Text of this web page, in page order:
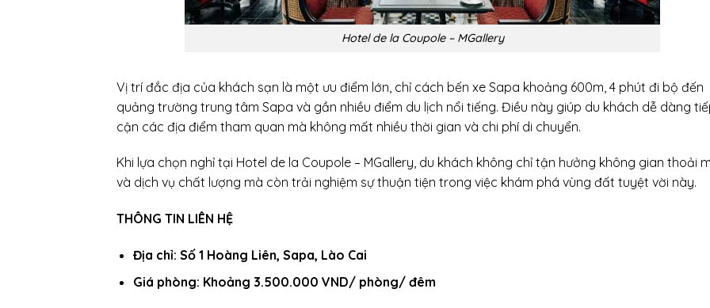
Hotel de la Coupole – MGallery
Vị trí đắc địa của khách sạn là một ưu điểm lớn, chỉ cách bến xe Sapa khoảng 600m, 4 phút đi bộ đến
quảng trường trung tâm Sapa và gần nhiều điểm du lịch nổi tiếng. Điều này giúp du khách dễ dàng
cận các địa điểm tham quan mà không mất nhiều thời gian và chi phí di chuyển.
Khi lựa chọn nghỉ tại Hotel de la Coupole – MGallery, du khách không chỉ tận hưởng không gian thoải
và dịch vụ chất lượng mà còn trải nghiệm sự thuận tiện trong việc khám phá vùng đất tuyệt vời này.
THÔNG TIN LIÊN HỆ
Địa chỉ: Số 1 Hoàng Liên, Sapa, Lào Cai
Giá phòng: Khoảng 3.500.000 VND/ phòng/ đêm